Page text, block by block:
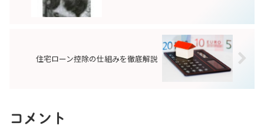
住宅ローン控除の仕組みを徹底解説
コメント